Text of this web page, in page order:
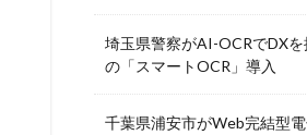
埼玉県警察がAI-OCRでDX
の「スマートOCR」導入
千葉県浦安市がWeb完結型